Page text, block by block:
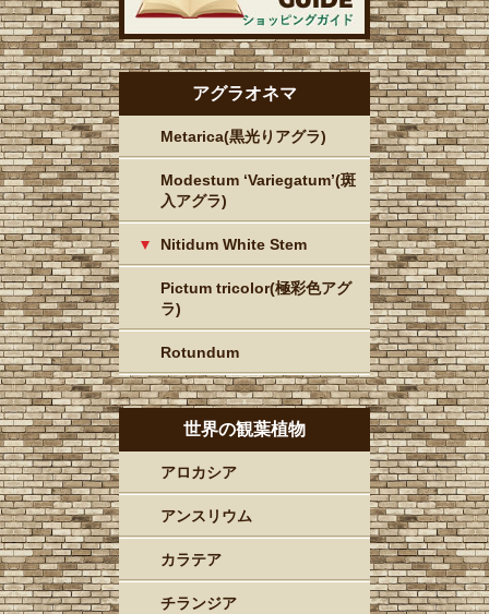
アグラオネマ
Metarica(黒光りアグラ)
Modestum ‘Variegatum’(斑
入アグラ)
Nitidum White Stem
Pictum tricolor(極彩色アグ
ラ)
Rotundum
世界の観葉植物
アロカシア
アンスリウム
カラテア
チランジア